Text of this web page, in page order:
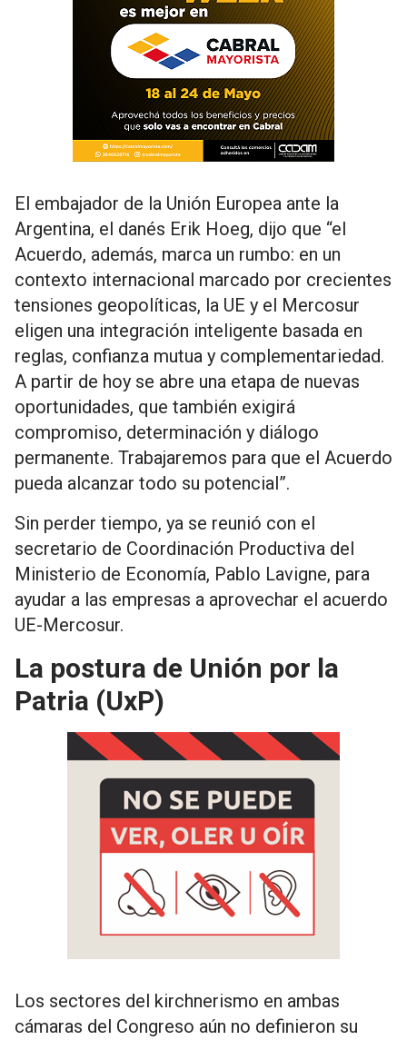
El embajador de la Unión Europea ante la
Argentina, el danés Erik Hoeg, dijo que “el
Acuerdo, además, marca un rumbo: en un
contexto internacional marcado por crecientes
tensiones geopolíticas, la UE y el Mercosur
eligen una integración inteligente basada en
reglas, confianza mutua y complementariedad.
A partir de hoy se abre una etapa de nuevas
oportunidades, que también exigirá
compromiso, determinación y diálogo
permanente. Trabajaremos para que el Acuerdo
pueda alcanzar todo su potencial”.
Sin perder tiempo, ya se reunió con el
secretario de Coordinación Productiva del
Ministerio de Economía, Pablo Lavigne, para
ayudar a las empresas a aprovechar el acuerdo
UE-Mercosur.
La postura de Unión por la
Patria (UxP)
Los sectores del kirchnerismo en ambas
cámaras del Congreso aún no definieron su